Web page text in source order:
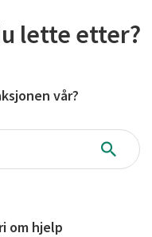
lette etter?
vår?
Søk
om hjelp